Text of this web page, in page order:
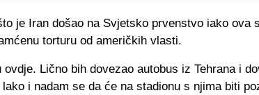
je Iran došao na Svjetsko prvenstvo iako ova
torturu od američkih vlasti.
Lično bih dovezao autobus iz Tehrana i
i nadam se da će na stadionu s njima biti